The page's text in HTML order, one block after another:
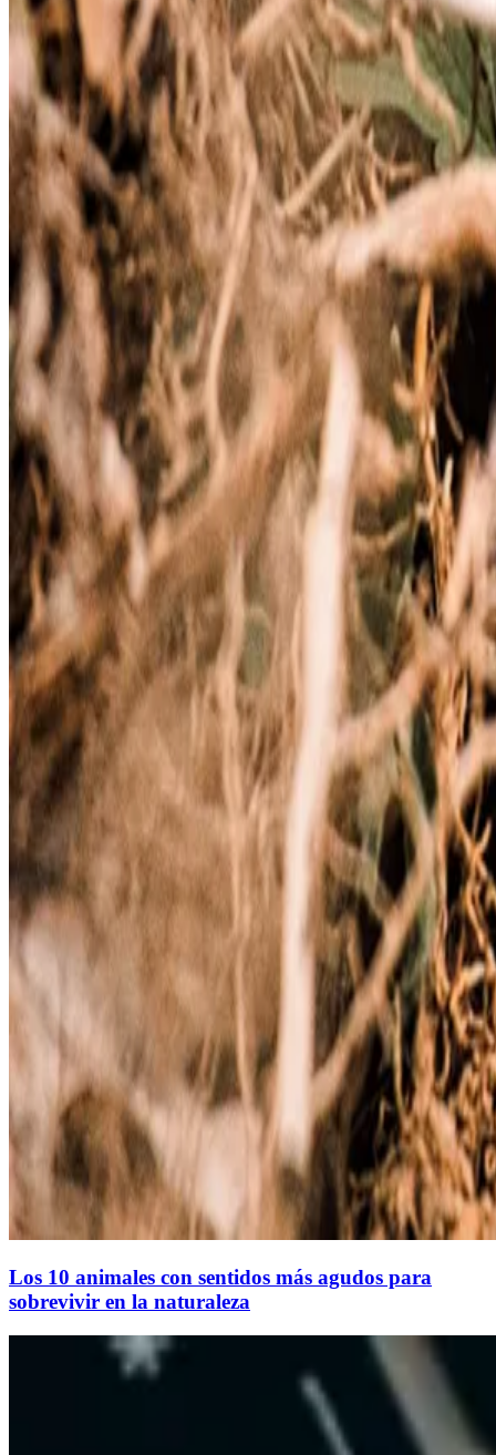
Los 10 animales con sentidos más agudos para
sobrevivir en la naturaleza